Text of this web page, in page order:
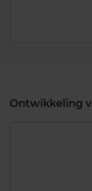
Ontwikkeling